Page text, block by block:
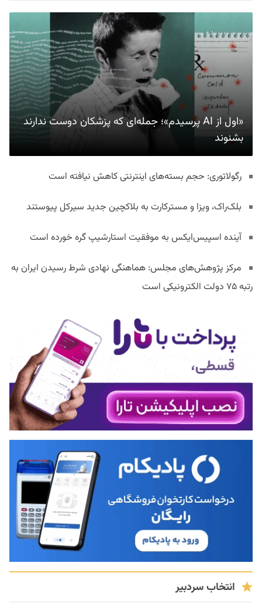
«اول از AI پرسیدم»؛ جمله‌ای که پزشکان دوست ندارند
بشنوند
رگولاتوری: حجم بسته‌های اینترنتی کاهش نیافته است
بلک‌راک، ویزا و مسترکارت به بلاکچین جدید سیرکل پیوستند
آینده اسپیس‌ایکس به موفقیت استارشیپ گره خورده است
مرکز پژوهش‌های مجلس: هماهنگی نهادی شرط رسیدن ایران به
رتبه ۷۵ دولت الکترونیکی است
انتخاب سردبیر